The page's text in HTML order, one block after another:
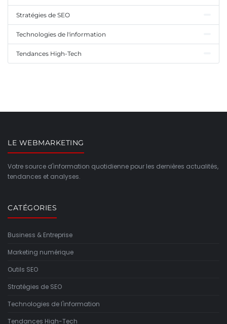
Stratégies de SEO
Technologies de l'information
Tendances High-Tech
LE WEBMARKETING
Votre source d'information quotidienne pour les dernières actualités,
tendances et analyses.
CATÉGORIES
Business & Entreprise
Marketing numérique
Outils SEO
Stratégies de SEO
Technologies de l'information
Tendances High-Tech